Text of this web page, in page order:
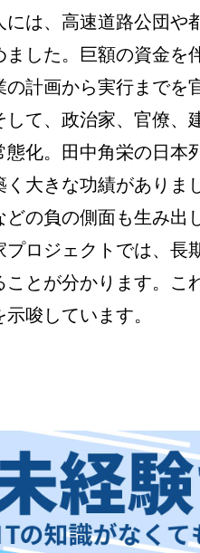
は、高速道路公団
した。巨額の資金を
計画から実行までを
て、政治家、官僚、
化。田中角栄の日本
大きな功績がありま
の負の側面も生み出
ロジェクトでは、
とが分かります。こ
唆しています。